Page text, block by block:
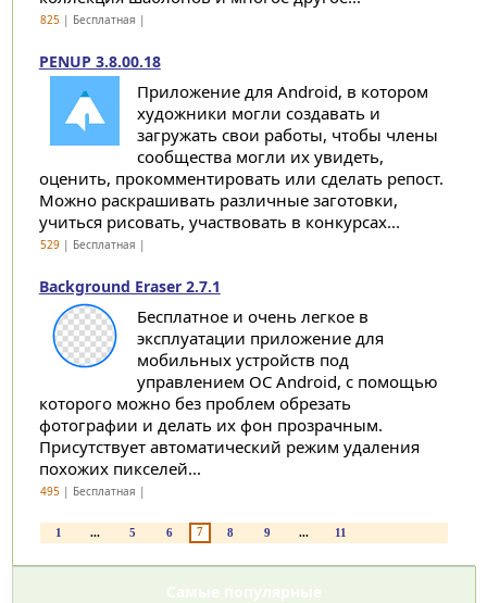
825| Бесплатная |
PENUP 3.8.00.18
Приложение для Android, в котором
художники могли создавать и
загружать свои работы, чтобы члены
сообщества могли их увидеть,
оценить, прокомментировать или сделать репост.
Можно раскрашивать различные заготовки,
учиться рисовать, участвовать в конкурсах...
529| Бесплатная |
Background Eraser 2.7.1
Бесплатное и очень легкое в
эксплуатации приложение для
мобильных устройств под
управлением ОС Android, с помощью
которого можно без проблем обрезать
фотографии и делать их фон прозрачным.
Присутствует автоматический режим удаления
похожих пикселей...
495| Бесплатная |
1 ... 5 6 7 8 9 ... 11
Самые популярные